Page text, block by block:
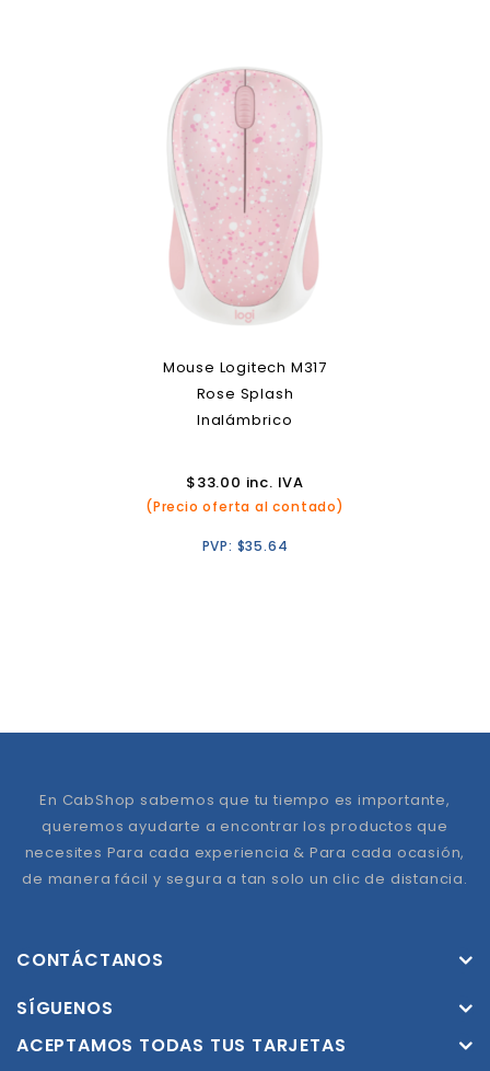
Mouse Logitech M317
Rose Splash
Inalámbrico
$33.00 inc. IVA
(Precio oferta al contado)
PVP: $35.64
En CabShop sabemos que tu tiempo es importante,
queremos ayudarte a encontrar los productos que
necesites Para cada experiencia & Para cada ocasión,
de manera fácil y segura a tan solo un clic de distancia.
CONTÁCTANOS
SÍGUENOS
ACEPTAMOS TODAS TUS TARJETAS